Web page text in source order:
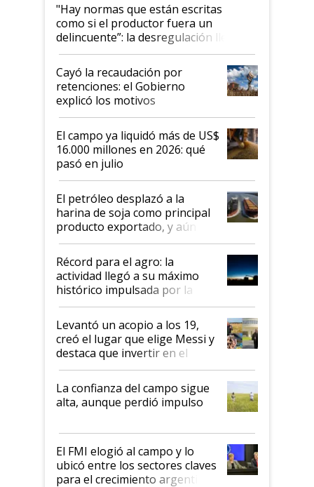
"Hay normas que están escritas
como si el productor fuera un
delincuente”: la desregulación llegó
al Congreso Aapresid y hasta se
habló del financiamiento al IPCVA
Cayó la recaudación por
retenciones: el Gobierno
explicó los motivos
El campo ya liquidó más de US$
16.000 millones en 2026: qué
pasó en julio
El petróleo desplazó a la
harina de soja como principal
producto exportado, y aún así
el agro aportó casi seis de cada
diez dólares y sostuvo el
liderazgo en un semestre
récord
Récord para el agro: la
actividad llegó a su máximo
histórico impulsada por la
cosecha y las exportaciones
Levantó un acopio a los 19,
creó el lugar que elige Messi y
destaca que invertir en el
kirchnerismo era como "darle
plata a un hijo para droga":
Juan Félix Rossetti, el libertario
que de una dura crisis salió
de Milei
La confianza del campo sigue
alta, aunque perdió impulso
El FMI elogió al campo y lo
ubicó entre los sectores claves
para el crecimiento argentino